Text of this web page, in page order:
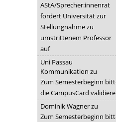
AStA/Sprecher:innenrat
fordert Universität zur
Stellungnahme zu
umstrittenem Professor
auf
Uni Passau
Kommunikation zu
Zum Semesterbeginn
die CampusCard
Dominik Wagnerzu
Zum Semesterbeginn